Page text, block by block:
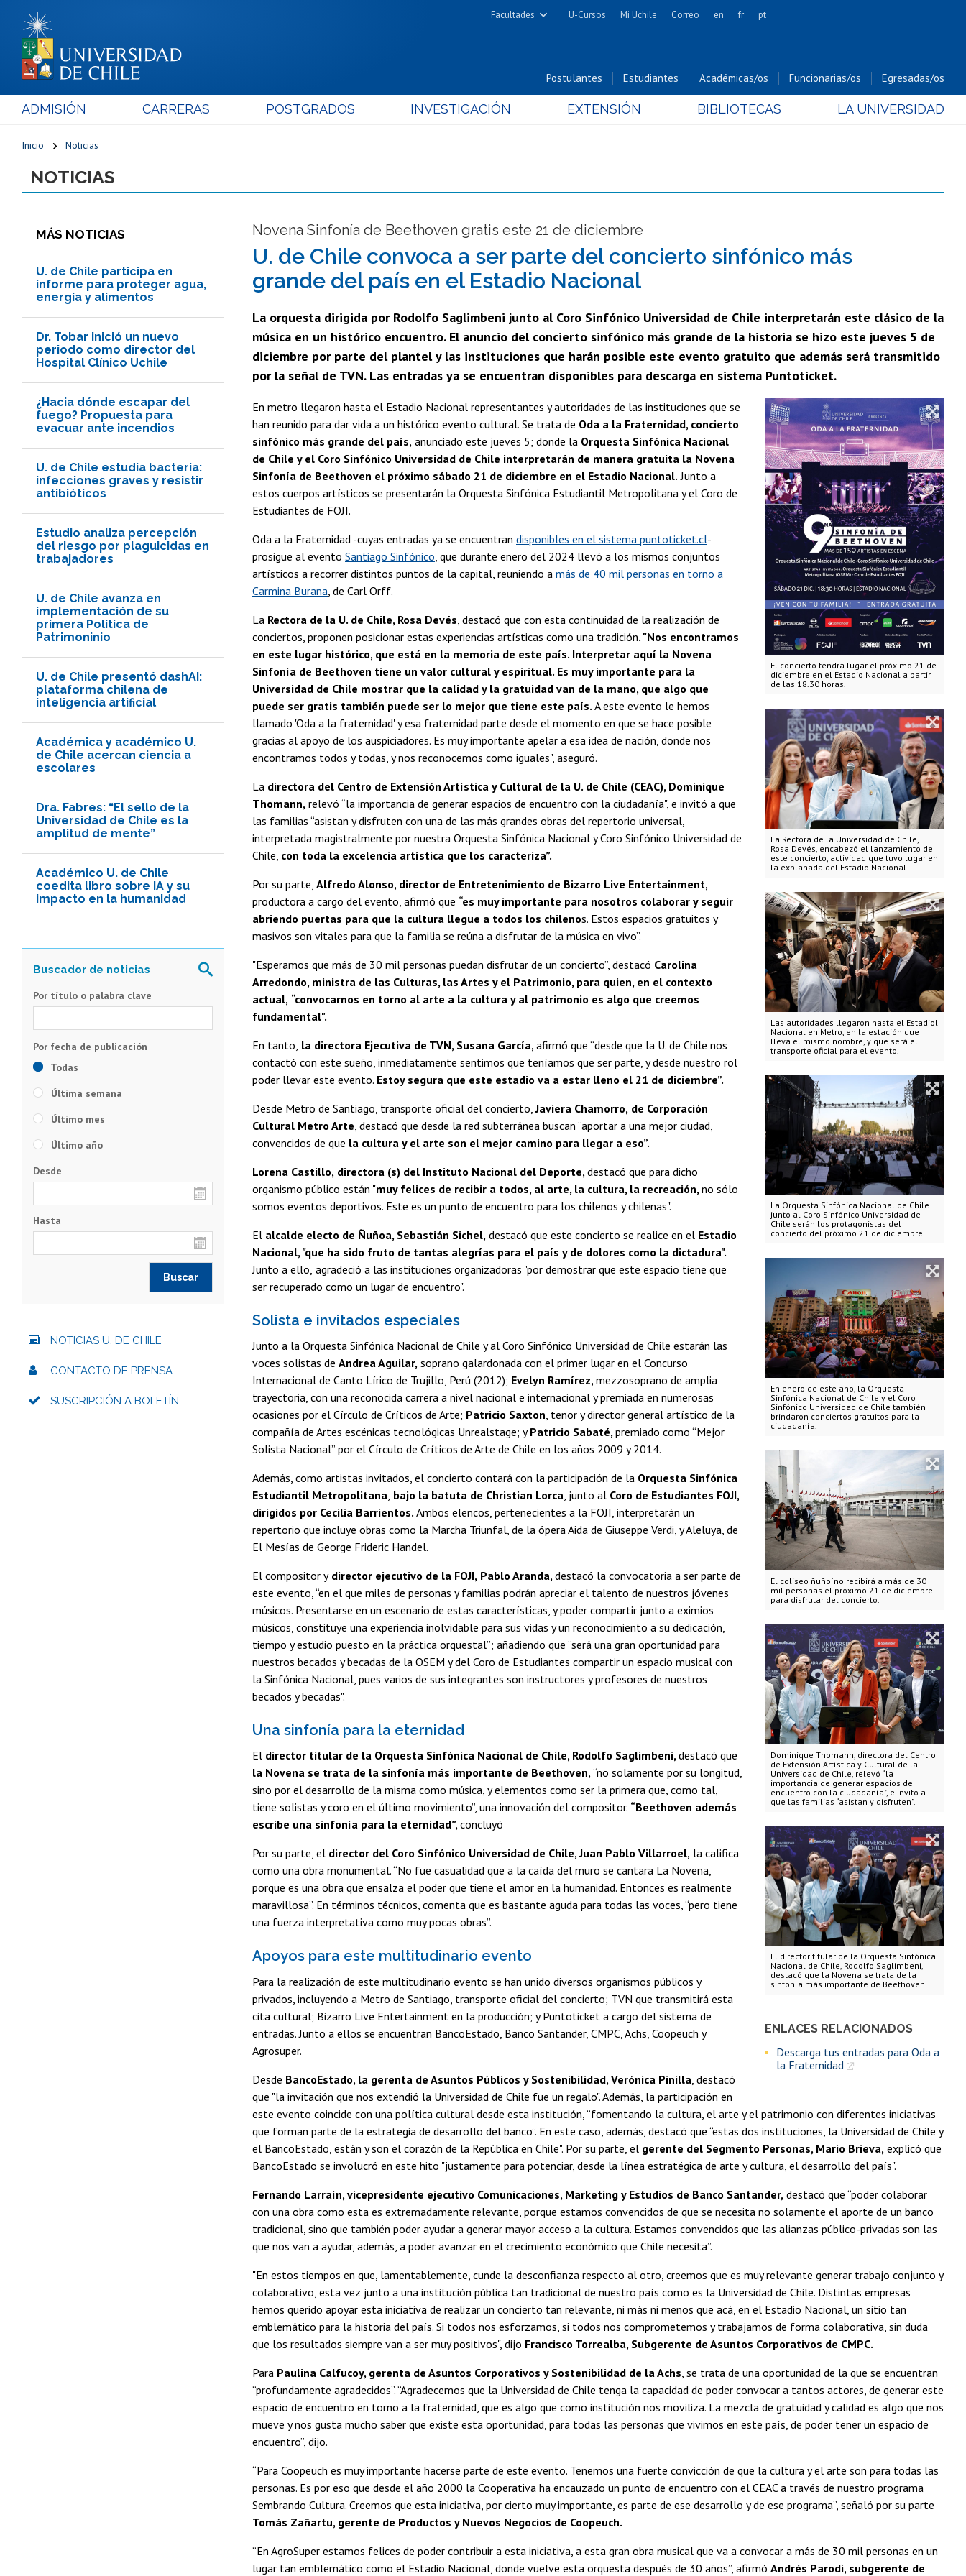
Facultades
Cs. Físicas y Matemáticas
Cs. Forestales y Conservación
Cs. Químicas y Farmacéuticas
Cs. Sociales
Estudios Avanzados en Educación
Nutrición y Tecnología de
Alimentos
Bachillerato
U-Cursos Mi Uchile Correo en fr pt
Postulantes Estudiantes Académicas/os Funcionarias/os Egresadas/os
ADMISIÓN CARRERAS POSTGRADOS INVESTIGACIÓN EXTENSIÓN BIBLIOTECAS LA UNIVERSIDAD
Inicio Noticias
NOTICIAS
MÁS NOTICIAS
U. de Chile participa en
informe para proteger agua,
energía y alimentos
Dr. Tobar inició un nuevo
periodo como director del
Hospital Clínico Uchile
¿Hacia dónde escapar del
fuego? Propuesta para
evacuar ante incendios
U. de Chile estudia bacteria:
infecciones graves y resistir
antibióticos
Estudio analiza percepción
del riesgo por plaguicidas en
trabajadores
U. de Chile avanza en
implementación de su
primera Política de
Patrimoninio
U. de Chile presentó dashAI:
plataforma chilena de
inteligencia artificial
Académica y académico U.
de Chile acercan ciencia a
escolares
Dra. Fabres: “El sello de la
Universidad de Chile es la
amplitud de mente”
Académico U. de Chile
coedita libro sobre IA y su
impacto en la humanidad
Novena Sinfonía de Beethoven gratis este 21 de diciembre
U. de Chile convoca a ser parte del concierto sinfónico más
grande del país en el Estadio Nacional
La orquesta dirigida por Rodolfo Saglimbeni junto al Coro Sinfónico Universidad de Chile interpretarán este clásico de la
música en un histórico encuentro. El anuncio del concierto sinfónico más grande de la historia se hizo este jueves 5 de
diciembre por parte del plantel y las instituciones que harán posible este evento gratuito que además será transmitido
por la señal de TVN. Las entradas ya se encuentran disponibles para descarga en sistema Puntoticket.
El concierto tendrá lugar el próximo 21 de
diciembre en el Estadio Nacional a partir
de las 18.30 horas.
La Rectora de la Universidad de Chile,
Rosa Devés, encabezó el lanzamiento de
este concierto, actividad que tuvo lugar en
la explanada del Estadio Nacional.
Las autoridades llegaron hasta el Estadiol
Nacional en Metro, en la estación que
lleva el mismo nombre, y que será el
transporte oficial para el evento.
La Orquesta Sinfónica Nacional de Chile
junto al Coro Sinfónico Universidad de
Chile serán los protagonistas del
concierto del próximo 21 de diciembre.
En enero de este año, la Orquesta
Sinfónica Nacional de Chile y el Coro
Sinfónico Universidad de Chile también
brindaron conciertos gratuitos para la
ciudadanía.
El coliseo ñuñoíno recibirá a más de 30
mil personas el próximo 21 de diciembre
para disfrutar del concierto.
Dominique Thomann, directora del Centro
de Extensión Artística y Cultural de la
Universidad de Chile, relevó “la
importancia de generar espacios de
encuentro con la ciudadanía", e invitó a
que las familias “asistan y disfruten".
El director titular de la Orquesta Sinfónica
Nacional de Chile, Rodolfo Saglimbeni,
destacó que la Novena se trata de la
sinfonía más importante de Beethoven.
ENLACES RELACIONADOS
Descarga tus entradas para Oda a
la Fraternidad
En metro llegaron hasta el Estadio Nacional representantes y autoridades de las instituciones que se
han reunido para dar vida a un histórico evento cultural. Se trata de Oda a la Fraternidad, concierto
sinfónico más grande del país, anunciado este jueves 5; donde la Orquesta Sinfónica Nacional
de Chile y el Coro Sinfónico Universidad de Chile interpretarán de manera gratuita la Novena
Sinfonía de Beethoven el próximo sábado 21 de diciembre en el Estadio Nacional. Junto a
estos cuerpos artísticos se presentarán la Orquesta Sinfónica Estudiantil Metropolitana y el Coro de
Estudiantes de FOJI.
Oda a la Fraternidad -cuyas entradas ya se encuentran disponibles en el sistema puntoticket.cl-
prosigue al evento Santiago Sinfónico , que durante enero del 2024 llevó a los mismos conjuntos
artísticos a recorrer distintos puntos de la capital, reuniendo a más de 40 mil personas en torno a
Carmina Burana , de Carl Orff.
La Rectora de la U. de Chile, Rosa Devés , destacó que con esta continuidad de la realización de
conciertos, proponen posicionar estas experiencias artísticas como una tradición. "Nos encontramos
en este lugar histórico, que está en la memoria de este país. Interpretar aquí la Novena
Sinfonía de Beethoven tiene un valor cultural y espiritual. Es muy importante para la
Universidad de Chile mostrar que la calidad y la gratuidad van de la mano, que algo que
puede ser gratis también puede ser lo mejor que tiene este país. A este evento le hemos
llamado 'Oda a la fraternidad' y esa fraternidad parte desde el momento en que se hace posible
gracias al apoyo de los auspiciadores. Es muy importante apelar a esa idea de nación, donde nos
encontramos todos y todas, y nos reconocemos como iguales", aseguró.
La directora del Centro de Extensión Artística y Cultural de la U. de Chile (CEAC), Dominique
Thomann, relevó “la importancia de generar espacios de encuentro con la ciudadanía", e invitó a que
las familias “asistan y disfruten con una de las más grandes obras del repertorio universal,
interpretada magistralmente por nuestra Orquesta Sinfónica Nacional y Coro Sinfónico Universidad de
Chile, con toda la excelencia artística que los caracteriza”.
Por su parte, Alfredo Alonso, director de Entretenimiento de Bizarro Live Entertainment,
productora a cargo del evento, afirmó que “es muy importante para nosotros colaborar y seguir
abriendo puertas para que la cultura llegue a todos los chilenos. Estos espacios gratuitos y
masivos son vitales para que la familia se reúna a disfrutar de la música en vivo”.
"Esperamos que más de 30 mil personas puedan disfrutar de un concierto”, destacó Carolina
Arredondo, ministra de las Culturas, las Artes y el Patrimonio, para quien, en el contexto
actual, “convocarnos en torno al arte a la cultura y al patrimonio es algo que creemos
fundamental".
En tanto, la directora Ejecutiva de TVN, Susana García, afirmó que “desde que la U. de Chile nos
contactó con este sueño, inmediatamente sentimos que teníamos que ser parte, y desde nuestro rol
poder llevar este evento. Estoy segura que este estadio va a estar lleno el 21 de diciembre”.
Desde Metro de Santiago, transporte oficial del concierto,Javiera Chamorro, de Corporación
Cultural Metro Arte , destacó que desde la red subterránea buscan “aportar a una mejor ciudad,
convencidos de que la cultura y el arte son el mejor camino para llegar a eso”.
Lorena Castillo, directora (s) del Instituto Nacional del Deporte, destacó que para dicho
organismo público están "muy felices de recibir a todos, al arte, la cultura, la recreación, no sólo
somos eventos deportivos. Este es un punto de encuentro para los chilenos y chilenas".
El alcalde electo de Ñuñoa, Sebastián Sichel, destacó que este concierto se realice en el Estadio
Nacional, "que ha sido fruto de tantas alegrías para el país y de dolores como la dictadura".
Junto a ello, agradeció a las instituciones organizadoras "por demostrar que este espacio tiene que
ser recuperado como un lugar de encuentro".
Solista e invitados especiales
Junto a la Orquesta Sinfónica Nacional de Chile y al Coro Sinfónico Universidad de Chile estarán las
voces solistas de Andrea Aguilar, soprano galardonada con el primer lugar en el Concurso
Internacional de Canto Lírico de Trujillo, Perú (2012); Evelyn Ramírez,mezzosoprano de amplia
trayectoria, con una reconocida carrera a nivel nacional e internacional y premiada en numerosas
ocasiones por el Círculo de Críticos de Arte; Patricio Saxton, tenor y director general artístico de la
compañía de Artes escénicas tecnológicas Unrealstage; yPatricio Sabaté,premiado como “Mejor
Solista Nacional” por el Círculo de Críticos de Arte de Chile en los años 2009 y 2014.
Además, como artistas invitados, el concierto contará con la participación de la Orquesta Sinfónica
Estudiantil Metropolitana, bajo la batuta de Christian Lorca, junto al Coro de Estudiantes FOJI,
dirigidos por Cecilia Barrientos. Ambos elencos, pertenecientes a la FOJI, interpretarán un
repertorio que incluye obras como la Marcha Triunfal, de la ópera Aida de Giuseppe Verdi, y Aleluya, de
El Mesías de George Frideric Handel.
El compositor ydirector ejecutivo de la FOJI, Pablo Aranda,destacó la convocatoria a ser parte de
este evento, “en el que miles de personas y familias podrán apreciar el talento de nuestros jóvenes
músicos. Presentarse en un escenario de estas características, y poder compartir junto a eximios
músicos, constituye una experiencia inolvidable para sus vidas y un reconocimiento a su dedicación,
tiempo y estudio puesto en la práctica orquestal”; añadiendo que “será una gran oportunidad para
nuestros becados y becadas de la OSEM y del Coro de Estudiantes compartir un espacio musical con
la Sinfónica Nacional, pues varios de sus integrantes son instructores y profesores de nuestros
becados y becadas".
Una sinfonía para la eternidad
El director titular de la Orquesta Sinfónica Nacional de Chile, Rodolfo Saglimbeni,destacó que
la Novena se trata de la sinfonía más importante de Beethoven,“no solamente por su longitud,
sino por el desarrollo de la misma como música, y elementos como ser la primera que, como tal,
tiene solistas y coro en el último movimiento”, una innovación del compositor. “Beethoven además
escribe una sinfonía para la eternidad”,concluyó
Por su parte, el director del Coro Sinfónico Universidad de Chile, Juan Pablo Villarroel, la califica
como una obra monumental. “No fue casualidad que a la caída del muro se cantara La Novena,
porque es una obra que ensalza el poder que tiene el amor en la humanidad. Entonces es realmente
maravillosa”. En términos técnicos, comenta que es bastante aguda para todas las voces, “pero tiene
una fuerza interpretativa como muy pocas obras”.
Apoyos para este multitudinario evento
Para la realización de este multitudinario evento se han unido diversos organismos públicos y
privados, incluyendo a Metro de Santiago, transporte oficial del concierto; TVN que transmitirá esta
cita cultural; Bizarro Live Entertainment en la producción; y Puntoticket a cargo del sistema de
entradas. Junto a ellos se encuentran BancoEstado, Banco Santander, CMPC, Achs, Coopeuch y
Agrosuper.
Desde BancoEstado, la gerenta de Asuntos Públicos y Sostenibilidad, Verónica Pinilla , destacó
que "la invitación que nos extendió la Universidad de Chile fue un regalo". Además, la participación en
este evento coincide con una política cultural desde esta institución, “fomentando la cultura, el arte y el patrimonio con diferentes iniciativas
que forman parte de la estrategia de desarrollo del banco”. En este caso, además, destacó que “estas dos instituciones, la Universidad de Chile y
el BancoEstado, están y son el corazón de la República en Chile". Por su parte, el gerente del Segmento Personas, Mario Brieva, explicó que
BancoEstado se involucró en este hito "justamente para potenciar, desde la línea estratégica de arte y cultura, el desarrollo del país".
Fernando Larraín, vicepresidente ejecutivo Comunicaciones, Marketing y Estudios de Banco Santander, destacó que “poder colaborar
con una obra como esta es extremadamente relevante, porque estamos convencidos de que se necesita no solamente el aporte de un banco
tradicional, sino que también poder ayudar a generar mayor acceso a la cultura. Estamos convencidos que las alianzas público-privadas son las
que nos van a ayudar, además, a poder avanzar en el crecimiento económico que Chile necesita”.
"En estos tiempos en que, lamentablemente, cunde la desconfianza respecto al otro, creemos que es muy relevante generar trabajo conjunto y
colaborativo, esta vez junto a una institución pública tan tradicional de nuestro país como es la Universidad de Chile. Distintas empresas
hemos querido apoyar esta iniciativa de realizar un concierto tan relevante, ni más ni menos que acá, en el Estadio Nacional, un sitio tan
emblemático para la historia del país. Si todos nos esforzamos, si todos nos comprometemos y trabajamos de forma colaborativa, sin duda
que los resultados siempre van a ser muy positivos", dijo Francisco Torrealba, Subgerente de Asuntos Corporativos de CMPC.
Para Paulina Calfucoy, gerenta de Asuntos Corporativos y Sostenibilidad de la Achs , se trata de una oportunidad de la que se encuentran
“profundamente agradecidos”. “Agradecemos que la Universidad de Chile tenga la capacidad de poder convocar a tantos actores, de generar este
espacio de encuentro en torno a la fraternidad, que es algo que como institución nos moviliza. La mezcla de gratuidad y calidad es algo que nos
mueve y nos gusta mucho saber que existe esta oportunidad, para todas las personas que vivimos en este país, de poder tener un espacio de
encuentro”, dijo.
“Para Coopeuch es muy importante hacerse parte de este evento. Tenemos una fuerte convicción de que la cultura y el arte son para todas las
personas. Es por eso que desde el año 2000 la Cooperativa ha encauzado un punto de encuentro con el CEAC a través de nuestro programa
Sembrando Cultura. Creemos que esta iniciativa, por cierto muy importante, es parte de ese desarrollo y de ese programa”, señaló por su parte
Tomás Zañartu, gerente de Productos y Nuevos Negocios de Coopeuch.
“En AgroSuper estamos felices de poder contribuir a esta iniciativa, a esta gran obra musical que va a convocar a más de 30 mil personas en un
lugar tan emblemático como el Estadio Nacional, donde vuelve esta orquesta después de 30 años”, afirmó Andrés Parodi, subgerente de
Por título o palabra clave
Todas
Última semana
Último mes
Último año
Desde
Hasta
NOTICIAS U. DE CHILE
CONTACTO DE PRENSA
SUSCRIPCIÓN A BOLETÍN